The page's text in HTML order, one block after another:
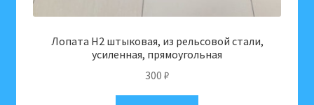
Лопата H2 штыковая, из рельсовой стали,
усиленная, прямоугольная
300 ₽